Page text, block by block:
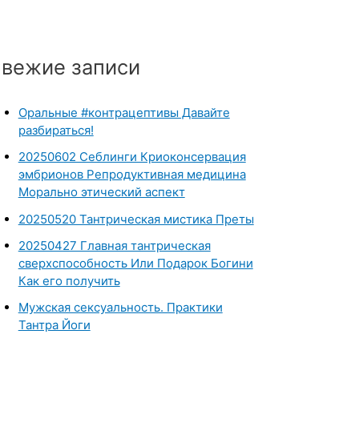
записи
Оральные #контрацептивы Давайте
разбираться!
20250602 Себлинги Криоконсервация
эмбрионов Репродуктивная медицина
Морально этический аспект
20250520 Тантрическая мистика Преты
20250427 Главная тантрическая
сверхспособность Или Подарок Богини
Как его получить
Мужская сексуальность. Практики
Тантра Йоги